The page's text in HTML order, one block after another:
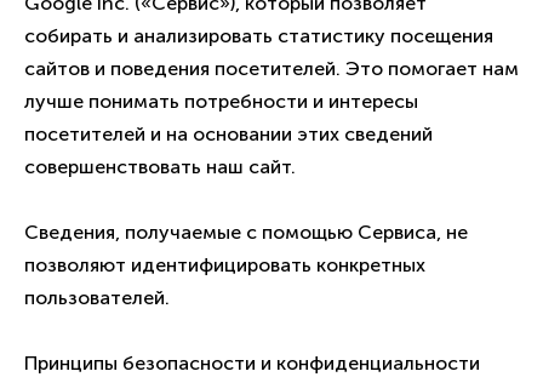
собирать и анализировать статистику посещения
сайтов и поведения посетителей. Это помогает нам
лучше понимать потребности и интересы
посетителей и на основании этих сведений
совершенствовать наш сайт.
Сведения, получаемые с помощью Сервиса, не
позволяют идентифицировать конкретных
пользователей.
Принципы безопасности и конфиденциальности